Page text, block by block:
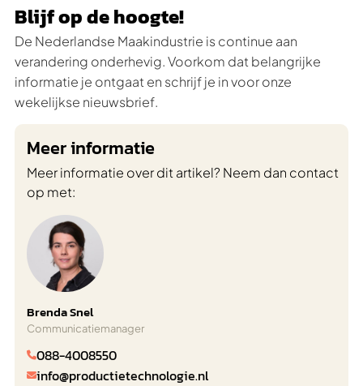
Blijf op de hoogte!
De Nederlandse Maakindustrie is continue aan
verandering onderhevig. Voorkom dat belangrijke
informatie je ontgaat en schrijf je in voor onze
wekelijkse nieuwsbrief.
Meer informatie
Meer informatie over dit artikel? Neem dan contact
op met:
Brenda Snel
Communicatiemanager
088-4008550
info@productietechnologie.nl